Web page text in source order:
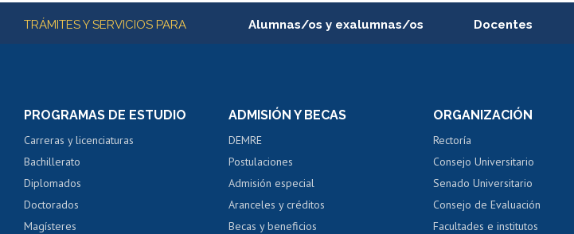
Más información
TRÁMITES Y SERVICIOS PARA Alumnas/os y exalumnas/os
Servicio médico y dental
Pago de arancel y crédito alumnos
Pago de arancel y crédito exalumnos
Certificado de títulos y grados
Docentes
Perfeccionamiento
Evaluación docente
Calificación académica
Postulación al AUCAI
PROGRAMAS DE ESTUDIO
Carreras y licenciaturas
Bachillerato
Diplomados
Doctorados
Magísteres
ADMISIÓN Y BECAS
DEMRE
Postulaciones
Admisión especial
Aranceles y créditos
Becas y beneficios
ORGANIZACIÓN
Rectoría
Consejo Universitario
Senado Universitario
Consejo de Evaluación
Facultades e institutos